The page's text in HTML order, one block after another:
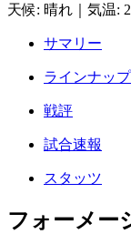
天候: 晴れ 気温:
サマリー
ラインナップ
戦評
試合速報
スタッツ
フォーメー